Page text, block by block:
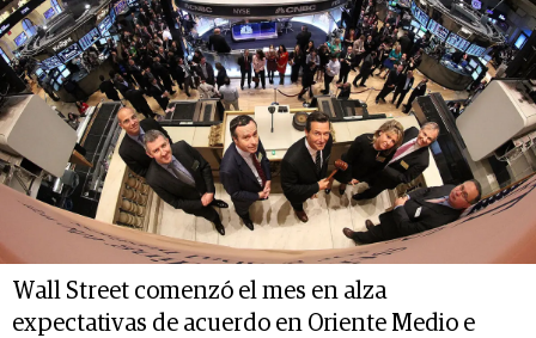
Wall Street comenzó el mes en alza
expectativas de acuerdo en Oriente Medio e